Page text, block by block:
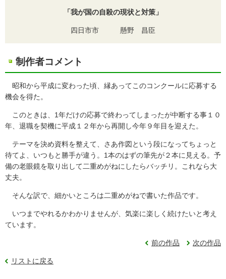
「我が国の自殺の現状と対策」
四日市市 懸野 昌臣
制作者コメント
昭和から平成に変わった頃、縁あってこのコンクールに応募する
機会を得た。
このときは、1年だけの応募で終わってしまったが中断する事１０
年、退職を契機に平成１２年から再開し今年９年目を迎えた。
テーマを決め資料を整えて、さあ作図という段になってちょっと
待てよ、いつもと勝手が違う。1本のはずの筆先が２本に見える。予
備の老眼鏡を取り出して二重めがねにしたらバッチリ。これなら大
丈夫。
そんな訳で、細かいところは二重めがねで書いた作品です。
いつまでやれるかわかりませんが、気楽に楽しく続けたいと考え
ています。
前の作品 次の作品
リストに戻る